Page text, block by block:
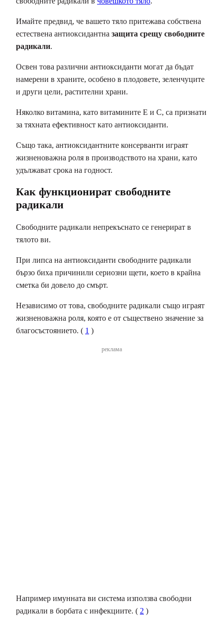
Имайте предвид, че вашето тяло притежава собствена
естествена антиоксидантна защита срещу свободните
радикали.
Освен това различни антиоксиданти могат да бъдат
намерени в храните, особено в плодовете, зеленчуците
и други цели, растителни храни.
Няколко витамина, като витамините Е и С, са признати
за тяхната ефективност като антиоксиданти.
Също така, антиоксидантните консерванти играят
жизненоважна роля в производството на храни, като
удължават срока на годност.
Как функционират свободните
радикали
Свободните радикали непрекъснато се генерират в
тялото ви.
При липса на антиоксиданти свободните радикали
бързо биха причинили сериозни щети, което в крайна
сметка би довело до смърт.
Независимо от това, свободните радикали също играят
жизненоважна роля, която е от съществено значение за
благосъстоянието. ( 1 )
реклама
Например имунната ви система използва свободни
радикали в борбата с инфекциите. ( 2 )